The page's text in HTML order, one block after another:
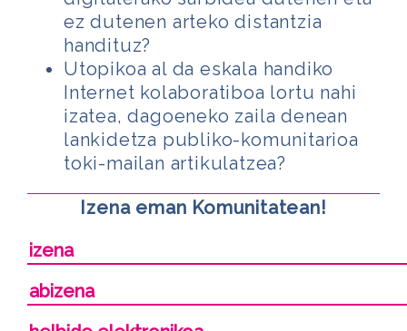
ez dutenen arteko distantzia
handituz?
Utopikoa al da eskala handiko
Internet kolaboratiboa lortu nahi
izatea, dagoeneko zaila denean
lankidetza publiko-komunitarioa
toki-mailan artikulatzea?
Izena eman Komunitatean!